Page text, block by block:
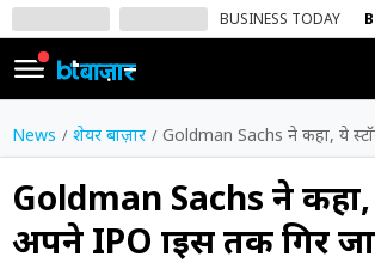
BUSINESS TODAY
SIGN
IN
Dark
Mode
होम
News शेयर बाज़ार Goldman Sachs ने कहा, ये स्टॉक अपने
Goldman Sachs ने
अपने IPO प्राइस तक गिर